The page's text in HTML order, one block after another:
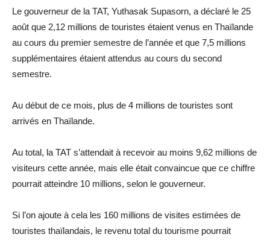
Le gouverneur de la TAT, Yuthasak Supasorn, a déclaré le 25
août que 2,12 millions de touristes étaient venus en Thaïlande
au cours du premier semestre de l’année et que 7,5 millions
supplémentaires étaient attendus au cours du second
semestre.
Au début de ce mois, plus de 4 millions de touristes sont
arrivés en Thaïlande.
Au total, la TAT s’attendait à recevoir au moins 9,62 millions de
visiteurs cette année, mais elle était convaincue que ce chiffre
pourrait atteindre 10 millions, selon le gouverneur.
Si l’on ajoute à cela les 160 millions de visites estimées de
touristes thaïlandais, le revenu total du tourisme pourrait